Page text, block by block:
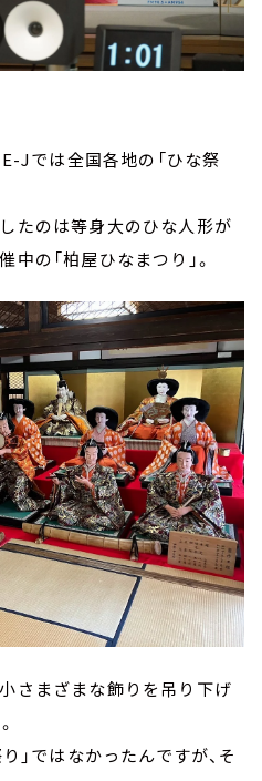
Jでは全国各地の「ひな祭
たのは等身大のひな人形が
の「柏屋ひなまつり」。
さまざまな飾りを吊り下げ
り」ではなかったんですが、そ